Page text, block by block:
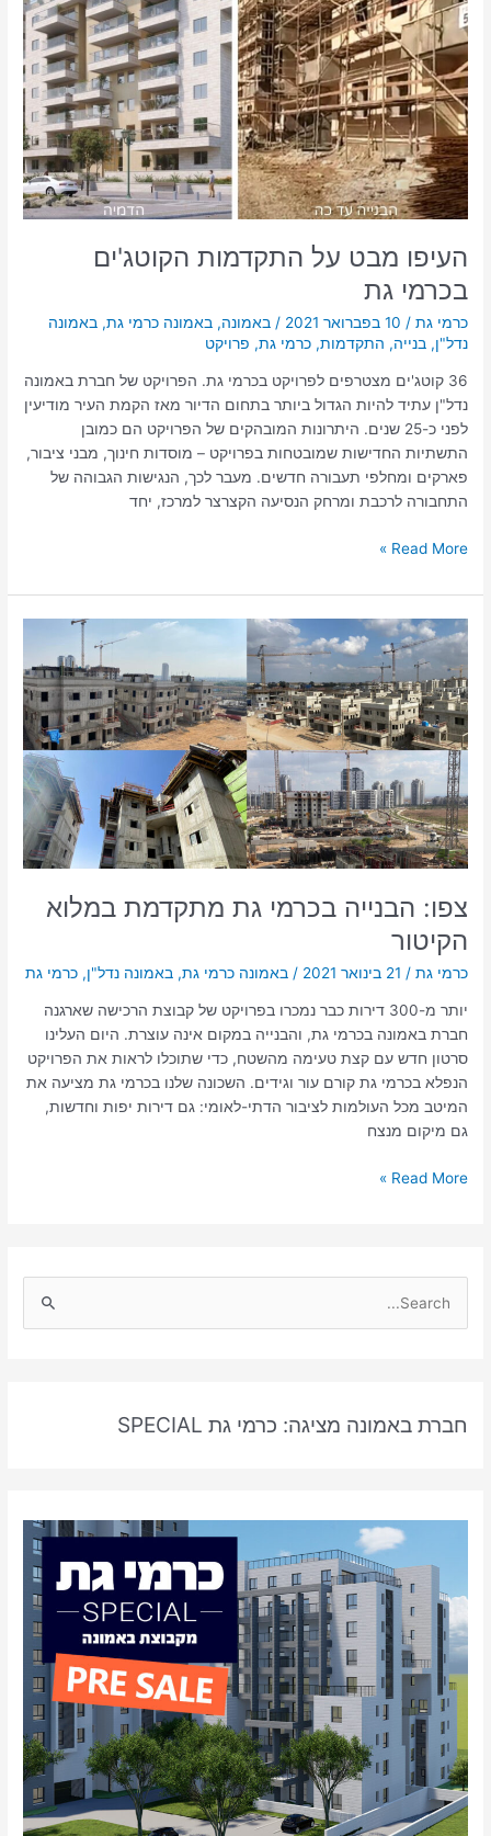
העיפו מבט על התקדמות הקוטג'ים
בכרמי גת
כרמי גת / 10 בפברואר 2021 /באמונה,באמונה כרמי גת,באמונה
נדל"ן,בנייה, התקדמות,כרמי גת, פרויקט
36 קוטג'ים מצטרפים לפרויקט בכרמי גת. הפרויקט של חברת באמונה
נדל"ן עתיד להיות הגדול ביותר בתחום הדיור מאז הקמת העיר מודיעין
לפני כ-25 שנים. היתרונות המובהקים של הפרויקט הם כמובן
התשתיות החדישות שמובטחות בפרויקט – מוסדות חינוך, מבני ציבור,
פארקים ומחלפי תעבורה חדשים. מעבר לכך, הנגישות הגבוהה של
התחבורה לרכבת ומרחק הנסיעה הקצרצר למרכז, יחד
מבט
על
התקדמות
הקוטג'ים
בכרמי
גת
Read More »
צפו: הבנייה בכרמי גת מתקדמת במלוא
הקיטור
כרמי גת / 21 בינואר 2021 /באמונה כרמי גת,באמונה נדל"ן,כרמי גת
יותר מ-300 דירות כבר נמכרו בפרויקט של קבוצת הרכישה שארגנה
חברת באמונה בכרמי גת, והבנייה במקום אינה עוצרת. היום העלינו
סרטון חדש עם קצת טעימה מהשטח, כדי שתוכלו לראות את הפרויקט
הנפלא בכרמי גת קורם עור וגידים. השכונה שלנו בכרמי גת מציעה את
המיטב מכל העולמות לציבור הדתי-לאומי: גם דירות יפות וחדשות,
גם מיקום מנצח
צפו:
הבנייה
בכרמי
גת
מתקדמת
במלוא
הקיטור
Read More »
c
חברת באמונה מציגה: כרמי גת SPECIAL